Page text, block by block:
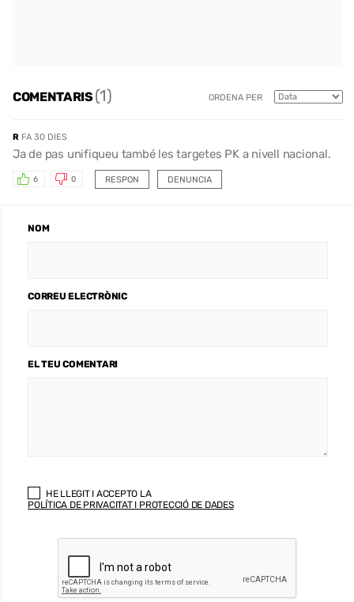
COMENTARIS(1) ORDENA PER
R FA 30 DIES
Ja de pas unifiqueu també les targetes PK a nivell nacional.
RESPON
6 0 DENUNCIA
NOM
CORREU ELECTRÒNIC
EL TEU COMENTARI
HE LLEGIT I ACCEPTO LA
POLÍTICA DE PRIVACITAT I PROTECCIÓ DE DADES